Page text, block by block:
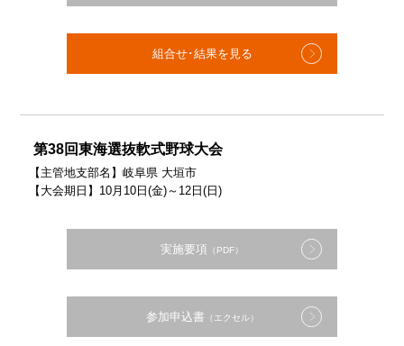
組合せ･結果を見る
第38回東海選抜軟式野球大会
【主管地支部名】岐阜県 大垣市
【大会期日】10月10日(金)～12日(日)
実施要項 （PDF）
参加申込書 （エクセル）